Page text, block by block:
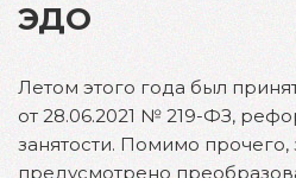
ЭДО
Летом этого года был
от 28.06.2021 № 219-ФЗ,
занятости. Помимо прочего,
предусмотрено